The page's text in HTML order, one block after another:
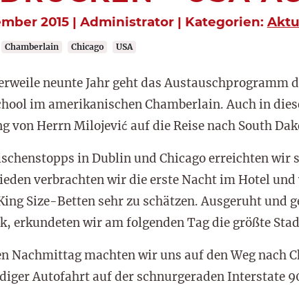
2015 | Administrator | Kategorien:
Chamberlain Chicago USA
neunte Jahr geht das Austauschprogramm
im amerikanischen Chamberlain. Auch in
von Herrn Milojević auf die Reise nach South
in Dublin und Chicago erreichten wir
verbrachten wir die erste Nacht im Hotel
Size-Betten sehr zu schätzen. Ausgeruht
erkundeten wir am folgenden Tag die größte
Nachmittag machten wir uns auf den Weg nach
Autofahrt auf der schnurgeraden Interstate